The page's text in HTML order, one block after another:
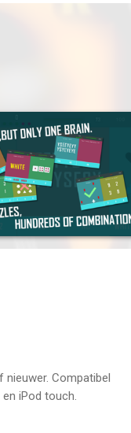
Split Brain Teaser,
App Holdings is een
iOS versie 6.1 of
met leeftijden vanaf
brain (2 F 1 B) - Split
nieuwer. Compatibel
iPod touch.